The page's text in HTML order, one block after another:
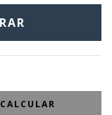
CALCULAR